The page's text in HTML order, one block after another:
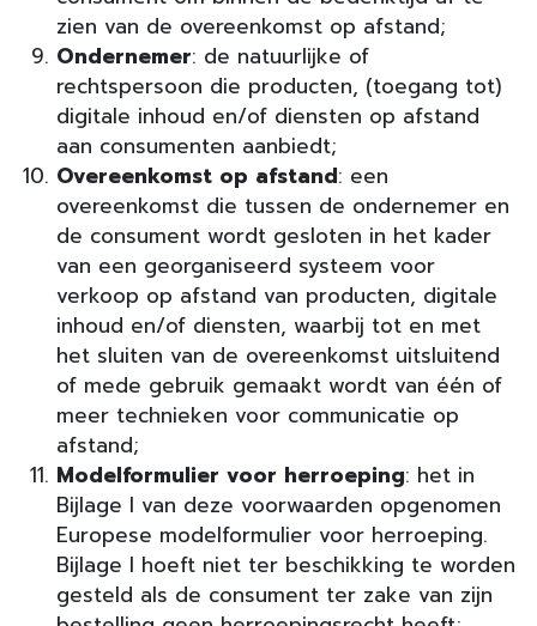
zien van de overeenkomst op afstand;
Ondernemer: de natuurlijke of
rechtspersoon die producten, (toegang tot)
digitale inhoud en/of diensten op afstand
aan consumenten aanbiedt;
Overeenkomst op afstand: een
overeenkomst die tussen de ondernemer en
de consument wordt gesloten in het kader
van een georganiseerd systeem voor
verkoop op afstand van producten, digitale
inhoud en/of diensten, waarbij tot en met
het sluiten van de overeenkomst uitsluitend
of mede gebruik gemaakt wordt van één of
meer technieken voor communicatie op
afstand;
Modelformulier voor herroeping: het in
Bijlage I van deze voorwaarden opgenomen
Europese modelformulier voor herroeping.
Bijlage I hoeft niet ter beschikking te worden
gesteld als de consument ter zake van zijn